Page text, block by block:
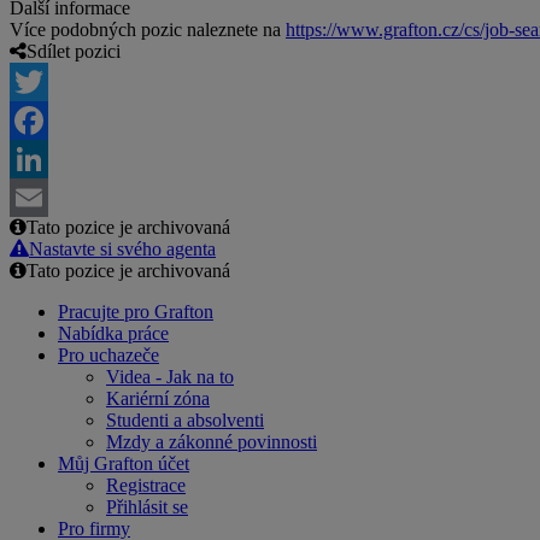
Další informace
Více podobných pozic naleznete na https://www.grafton.cz/cs/job-
Sdílet pozici
Twitter
Facebook
LinkedIn
Email
Tato pozice je archivovaná
Nastavte si svého agenta
Tato pozice je archivovaná
Pracujte pro Grafton
Nabídka práce
Pro uchazeče
Videa - Jak na to
Kariérní zóna
Studenti a absolventi
Mzdy a zákonné povinnosti
Můj Grafton účet
Registrace
Přihlásit se
Pro firmy